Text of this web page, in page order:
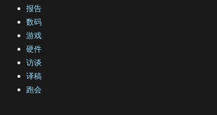
报告
数码
游戏
硬件
访谈
译稿
跑会